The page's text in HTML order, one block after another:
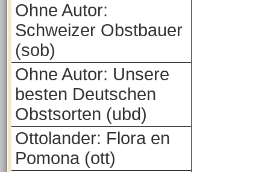
Ohne Autor:
Schweizer Obstbauer
(sob)
Ohne Autor: Unsere
besten Deutschen
Obstsorten (ubd)
Ottolander: Flora en
Pomona (ott)